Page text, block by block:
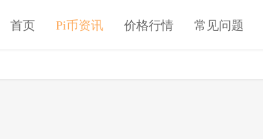
首页 Pi币资讯 价格行情 常见问题